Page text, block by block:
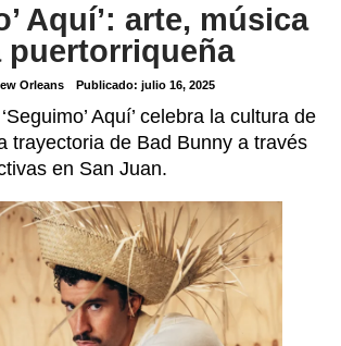
Aquí’: arte, música
puertorriqueña
Orleans Publicado: julio 16, 2025
Aquí’ celebra la cultura de
trayectoria de Bad Bunny a través
en San Juan.